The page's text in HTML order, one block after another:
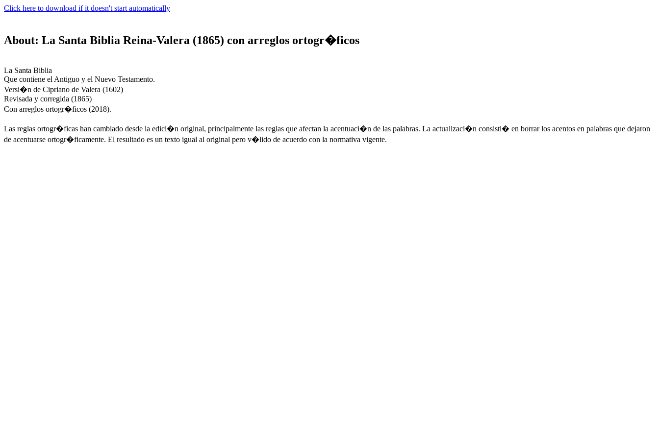
Click here to download if it doesn't start automatically
About: La Santa Biblia Reina-Valera (1865) con arreglos ortogr�ficos
La Santa Biblia
Que contiene el Antiguo y el Nuevo Testamento.
Versi�n de Cipriano de Valera (1602)
Revisada y corregida (1865)
Con arreglos ortogr�ficos (2018).
Las reglas ortogr�ficas han cambiado desde la edici�n original, principalmente las reglas que afectan la acentuaci�n de las palabras. La actualizaci�n consisti� en borrar los acentos en palabras que dejaron
de acentuarse ortogr�ficamente. El resultado es un texto igual al original pero v�lido de acuerdo con la normativa vigente.